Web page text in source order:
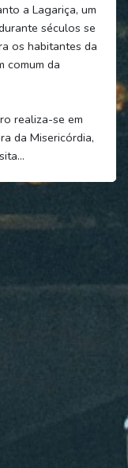
a Lagariça, um
séculos se
os habitantes da
comum da
realiza-se em
da Misericórdia,